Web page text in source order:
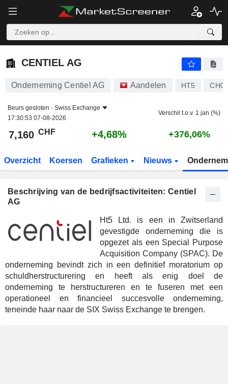
CENTIEL AG
CENTIEL AG
Onderneming Centiel AG Aandelen HT5
Beurs gesloten - Swiss Exchange
17:30:53 07-08-2026
Verschil t.o.v. 1 jan (%)
7,160 CHF +4,68% +376,06%
Overzicht Koersen Grafieken Nieuws
Beschrijving van de bedrijfsactiviteiten: Centiel
AG
Ht5 Ltd. is een in Zwitserland
gevestigde onderneming die is
opgezet als een Special Purpose
Acquisition Company (SPAC). De
onderneming bevindt zich in een definitief moratorium op
schuldherstructurering en heeft als enig doel de
onderneming te herstructureren en te fuseren met een
operationeel en financieel succesvolle onderneming,
teneinde haar naar de SIX Swiss Exchange te brengen.